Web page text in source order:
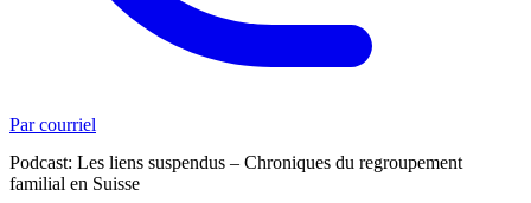
Par courriel
Podcast: Les liens suspendus – Chroniques du regroupement
familial en Suisse